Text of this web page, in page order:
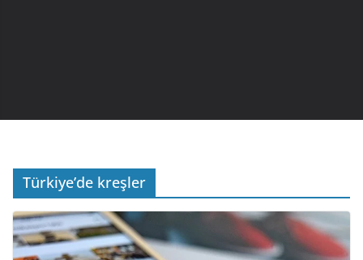
Türkiye’de kreşler